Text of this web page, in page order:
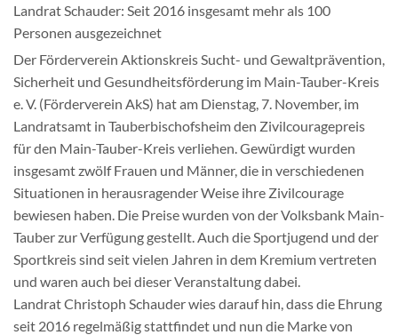
Landrat Schauder: Seit 2016 insgesamt mehr als 100
Personen ausgezeichnet
Der Förderverein Aktionskreis Sucht- und Gewaltprävention,
Sicherheit und Gesundheitsförderung im Main-Tauber-Kreis
e. V. (Förderverein AkS) hat am Dienstag, 7. November, im
Landratsamt in Tauberbischofsheim den Zivilcouragepreis
für den Main-Tauber-Kreis verliehen. Gewürdigt wurden
insgesamt zwölf Frauen und Männer, die in verschiedenen
Situationen in herausragender Weise ihre Zivilcourage
bewiesen haben. Die Preise wurden von der Volksbank Main-
Tauber zur Verfügung gestellt. Auch die Sportjugend und der
Sportkreis sind seit vielen Jahren in dem Kremium vertreten
und waren auch bei dieser Veranstaltung dabei.
Landrat Christoph Schauder wies darauf hin, dass die Ehrung
seit 2016 regelmäßig stattfindet und nun die Marke von